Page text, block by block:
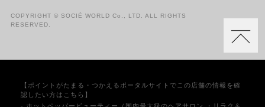
COPYRIGHT © SOCIÉ WORLD Co., LTD. ALL RIGHTS
RESERVED.
【ポイントがたまる・つかえるポータルサイトでこの店舗の情報を確
認したい方はこちら】